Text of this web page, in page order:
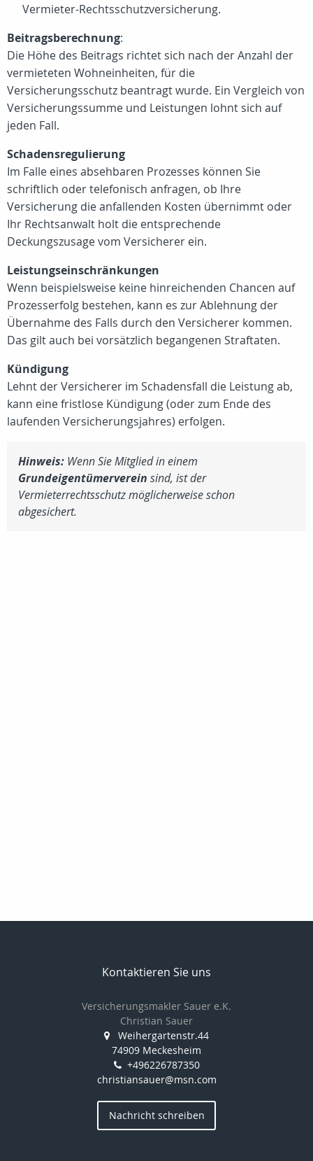
Vermieter-Rechtsschutzversicherung.
Beitragsberechnung:
Die Höhe des Beitrags richtet sich nach der Anzahl der
vermieteten Wohneinheiten, für die
Versicherungsschutz beantragt wurde. Ein Vergleich von
Versicherungssumme und Leistungen lohnt sich auf
jeden Fall.
Schadensregulierung
Im Falle eines absehbaren Prozesses können Sie
schriftlich oder telefonisch anfragen, ob Ihre
Versicherung die anfallenden Kosten übernimmt oder
Ihr Rechtsanwalt holt die entsprechende
Deckungszusage vom Versicherer ein.
Leistungseinschränkungen
Wenn beispielsweise keine hinreichenden Chancen auf
Prozesserfolg bestehen, kann es zur Ablehnung der
Übernahme des Falls durch den Versicherer kommen.
Das gilt auch bei vorsätzlich begangenen Straftaten.
Kündigung
Lehnt der Versicherer im Schadensfall die Leistung ab,
kann eine fristlose Kündigung (oder zum Ende des
laufenden Versicherungsjahres) erfolgen.
Hinweis: Wenn Sie Mitglied in einem
Grundeigentümerverein sind, ist der
Vermieterrechtsschutz möglicherweise schon
abgesichert.
Kontaktieren Sie uns
Versicherungsmakler Sauer e.K.
Christian Sauer
Weihergartenstr.44
74909 Meckesheim
+496226787350
christiansauer@msn.com
Nachricht schreiben